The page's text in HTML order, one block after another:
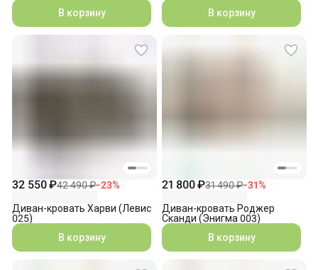
В корзину
В корзину
32 550 ₽42 490 ₽−23%
Диван-кровать Харви (Левис
025)
В корзину
21 800 ₽31 490 ₽−31%
Диван-кровать Роджер
Сканди (Энигма 003)
В корзину